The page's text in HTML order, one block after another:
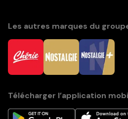
Les autres marques du
Télécharger l’application